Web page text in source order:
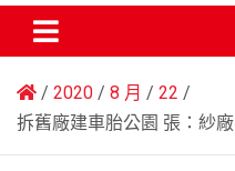
2020 8 月
22
拆舊廠建車胎公園 張：紗